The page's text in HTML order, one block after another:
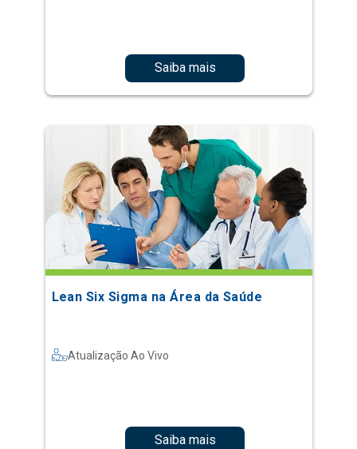
Saiba mais
Lean Six Sigma na Área da Saúde
Atualização Ao Vivo
Saiba mais